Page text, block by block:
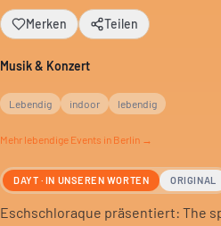
Merken Teilen
Musik & Konzert
Lebendig indoor lebendig
Mehr lebendige Events in Berlin →
DAYT · IN UNSEREN WORTEN ORIGINAL
Eschschloraque präsentiert: The